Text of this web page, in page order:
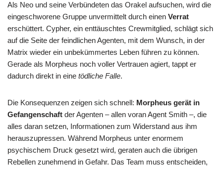
Als Neo und seine Verbündeten das Orakel aufsuchen, wird die
eingeschworene Gruppe unvermittelt durch einen Verrat
erschüttert. Cypher, ein enttäuschtes Crewmitglied, schlägt sich
auf die Seite der feindlichen Agenten, mit dem Wunsch, in der
Matrix wieder ein unbekümmertes Leben führen zu können.
Gerade als Morpheus noch voller Vertrauen agiert, tappt er
dadurch direkt in eine tödliche Falle.
Die Konsequenzen zeigen sich schnell: Morpheus gerät in
Gefangenschaft der Agenten – allen voran Agent Smith –, die
alles daran setzen, Informationen zum Widerstand aus ihm
herauszupressen. Während Morpheus unter enormem
psychischem Druck gesetzt wird, geraten auch die übrigen
Rebellen zunehmend in Gefahr. Das Team muss entscheiden,